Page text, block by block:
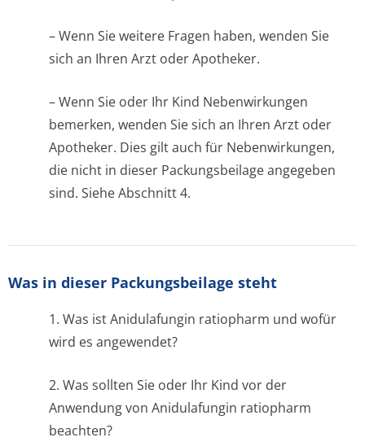
– Wenn Sie weitere Fragen haben, wenden Sie
sich an Ihren Arzt oder Apotheker.
– Wenn Sie oder Ihr Kind Nebenwirkungen
bemerken, wenden Sie sich an Ihren Arzt oder
Apotheker. Dies gilt auch für Nebenwirkungen,
die nicht in dieser Packungsbeilage angegeben
sind. Siehe Abschnitt 4.
Was in dieser Packungsbeilage steht
1. Was ist Anidulafungin ratiopharm und wofür
wird es angewendet?
2. Was sollten Sie oder Ihr Kind vor der
Anwendung von Anidulafungin ratiopharm
beachten?